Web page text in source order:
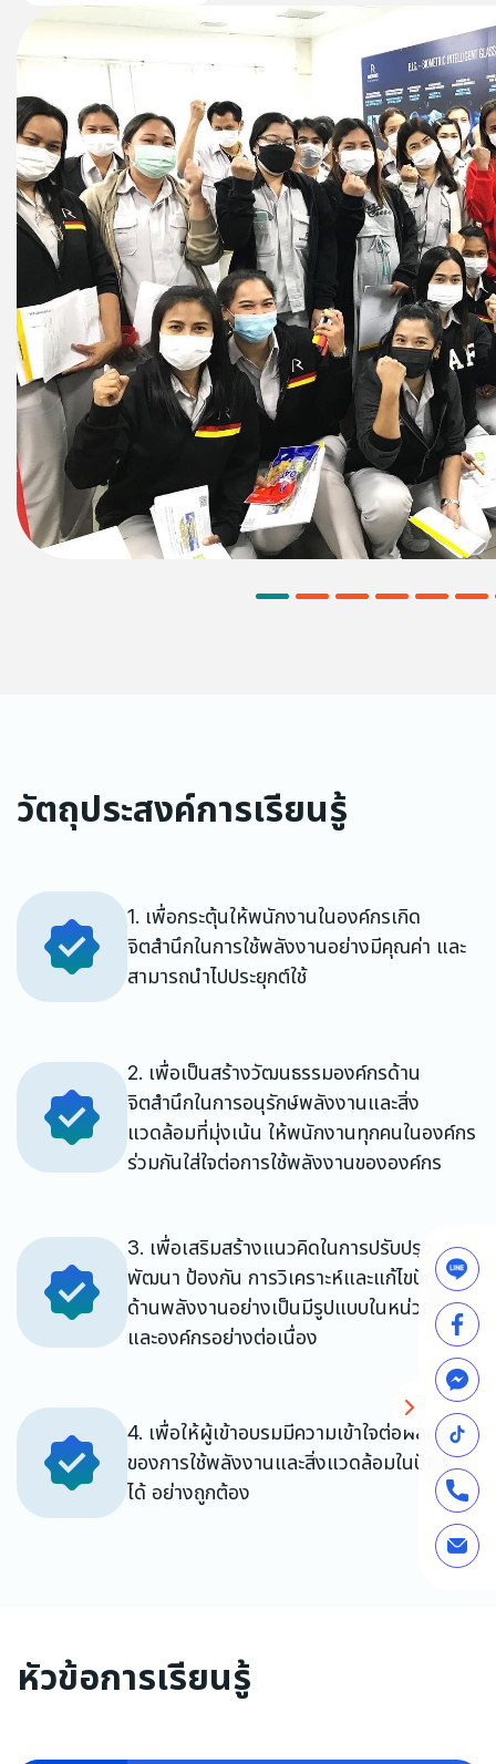
วัตถุประสงค์การเรียนรู้
1. เพื่อกระตุ้นให้พนักงานในองค์กรเกิด
จิตสำนึกในการใช้พลังงานอย่างมีคุณค่า และ
สามารถนำไปประยุกต์ใช้
2. เพื่อเป็นสร้างวัฒนธรรมองค์กรด้าน
จิตสำนึกในการอนุรักษ์พลังงานและสิ่ง
แวดล้อมที่มุ่งเน้น ให้พนักงานทุกคนในองค์กร
ร่วมกันใส่ใจต่อการใช้พลังงานขององค์กร
3. เพื่อเสริมสร้างแนวคิดในการปรับปรุง
พัฒนา ป้องกัน การวิเคราะห์และแก้ไขปัญหา
ด้านพลังงานอย่างเป็นมีรูปแบบในหน่วยงาน
และองค์กรอย่างต่อเนื่อง
4. เพื่อให้ผู้เข้าอบรมมีความเข้าใจต่อผลกระทบ
ของการใช้พลังงานและสิ่งแวดล้อมในปัจจุบัน
ได้ อย่างถูกต้อง
หัวข้อการเรียนรู้